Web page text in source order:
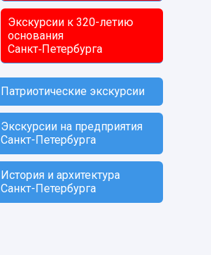
Экскурсии к 320-летию
основания
Санкт‑Петербурга
Патриотические экскурсии
Экскурсии на предприятия
Санкт-Петербурга
История и архитектура
Санкт-Петербурга